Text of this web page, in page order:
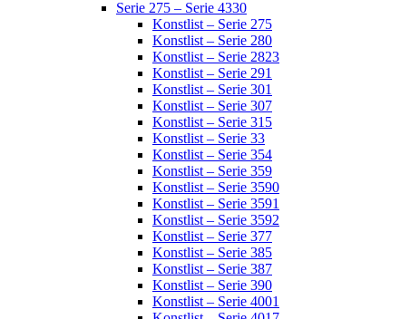
Serie 275 – Serie 4330
Konstlist – Serie 275
Konstlist – Serie 280
Konstlist – Serie 2823
Konstlist – Serie 291
Konstlist – Serie 301
Konstlist – Serie 307
Konstlist – Serie 315
Konstlist – Serie 33
Konstlist – Serie 354
Konstlist – Serie 359
Konstlist – Serie 3590
Konstlist – Serie 3591
Konstlist – Serie 3592
Konstlist – Serie 377
Konstlist – Serie 385
Konstlist – Serie 387
Konstlist – Serie 390
Konstlist – Serie 4001